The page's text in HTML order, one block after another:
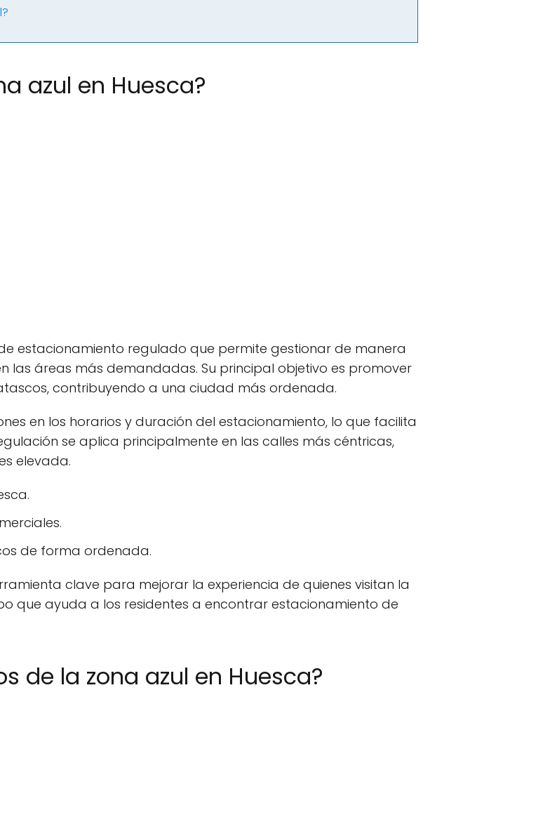
azul en Huesca?
estacionamiento regulado que permite gestionar de manera
las áreas más demandadas. Su principal objetivo es promover
contribuyendo a una ciudad más ordenada.
en los horarios y duración del estacionamiento, lo que facilita
se aplica principalmente en las calles más céntricas,
elevada.
de forma ordenada.
clave para mejorar la experiencia de quienes visitan la
que ayuda a los residentes a encontrar estacionamiento de
de la zona azul en Huesca?